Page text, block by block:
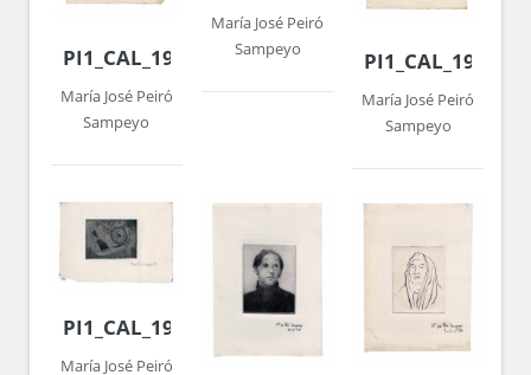
PI1_CAL_1979_015
María José Peiró
Sampeyo
María José Peiró
Sampeyo
María José Peiró
Sampeyo
PI1_CAL_1979_010
María José Peiró